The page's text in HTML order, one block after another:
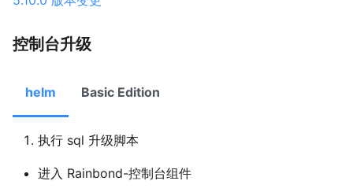
控制台升级
helm Basic Edition
执行 sql 升级脚本
进入 Rainbond-控制台组件